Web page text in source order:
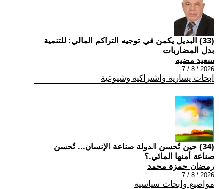
(33) البديل يكمن في توجيه التراكم المالي: للتنمية
بدل المضاربات
سعيد مضيه
2026 / 8 / 7
ابحاث يسارية واشتراكية وشيوعية
(34) حين تُحسن الدولة صناعة الإنسان... تُحسن
صناعة أمنها المائي.؟
رمضان حمزة محمد
2026 / 8 / 7
مواضيع وابحاث سياسية